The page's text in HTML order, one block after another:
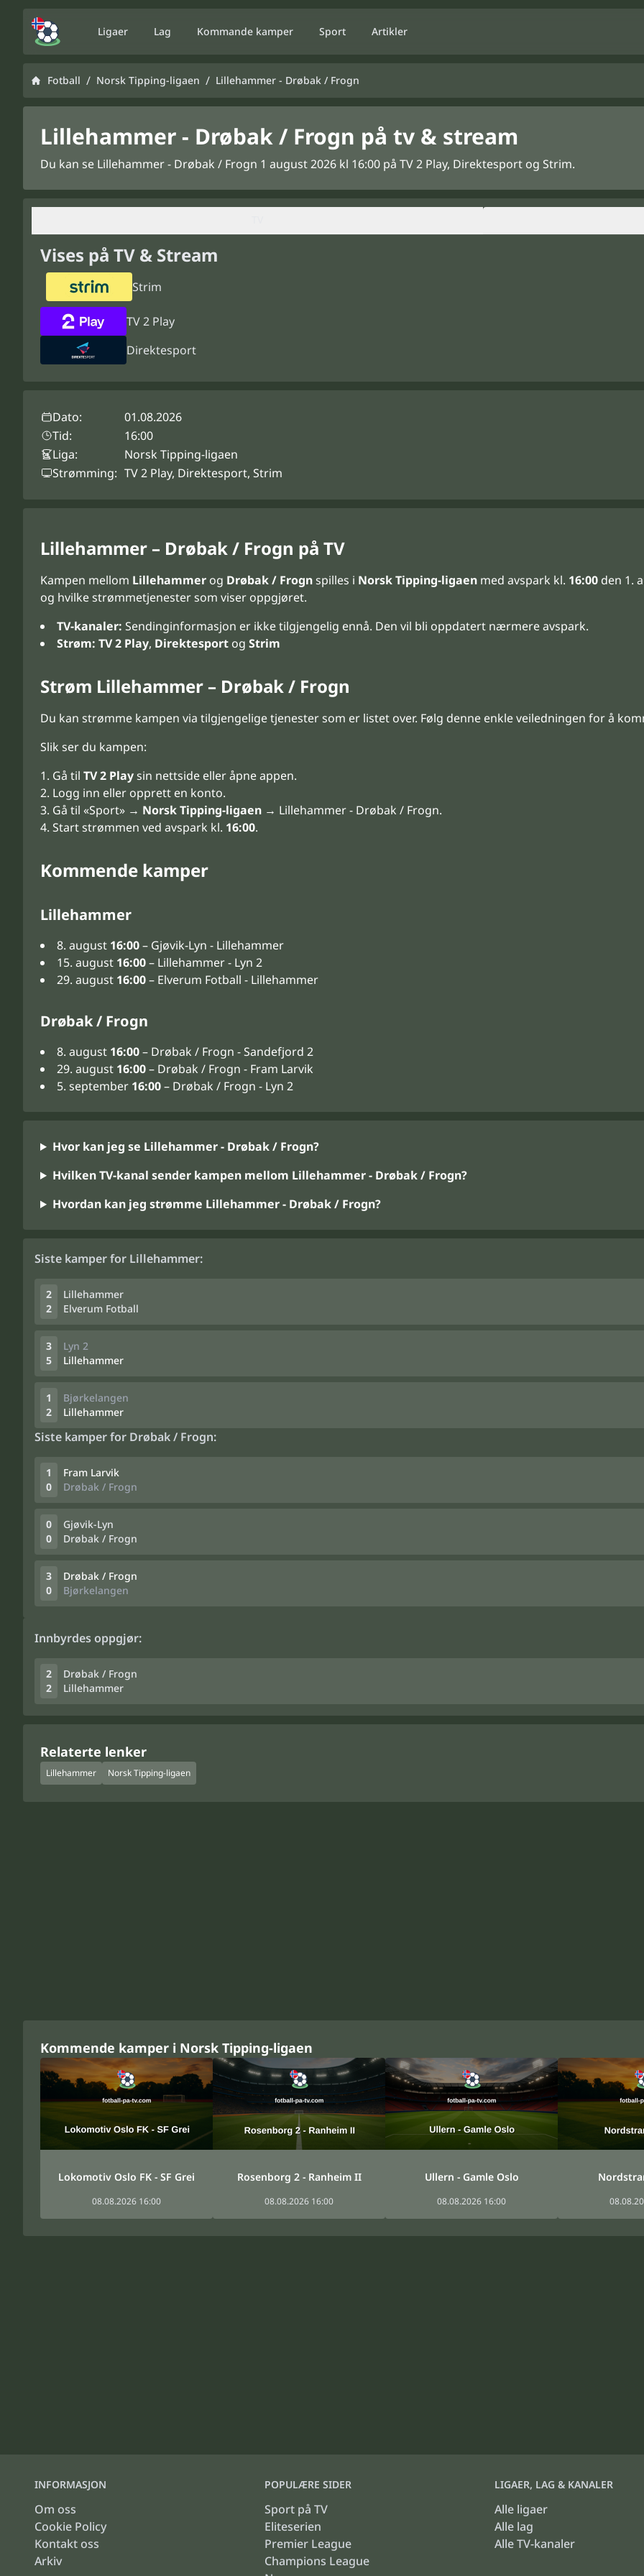
Ligaer Lag Kommande kamper Sport Artikler
Fotball / Norsk Tipping-ligaen / Lillehammer - Drøbak / Frogn
Lillehammer - Drøbak / Frogn på tv & stream
Du kan se Lillehammer - Drøbak / Frogn 1 august 2026 kl 16:00 på TV 2 Play, Direktesport og Strim.
Vises på TV & Stream
Strim
TV 2 Play
Direktesport
Dato:
01.08.2026
Tid:
16:00
Liga:
Norsk Tipping-ligaen
Strømming: TV 2 Play, Direktesport, Strim
Lillehammer – Drøbak / Frogn på TV
Kampen mellom Lillehammer og Drøbak / Frognspilles i Norsk Tipping-ligaen med avspark kl. 16:00 den 1.
og hvilke strømmetjenester som viser oppgjøret.
TV-kanaler: Sendinginformasjon er ikke tilgjengelig ennå. Den vil bli oppdatert nærmere avspark.
Strøm: TV 2 Play, Direktesport og Strim
Strøm Lillehammer – Drøbak / Frogn
Du kan strømme kampen via tilgjengelige tjenester som er listet over. Følg denne enkle veiledningen for å
Slik ser du kampen:
Gå til TV 2 Playsin nettside eller åpne appen.
Logg inn eller opprett en konto.
Gå til «Sport» → Norsk Tipping-ligaen → Lillehammer - Drøbak / Frogn.
Start strømmen ved avspark kl. 16:00.
Kommende kamper
Lillehammer
8. august 16:00– Gjøvik-Lyn - Lillehammer
15. august 16:00– Lillehammer - Lyn 2
29. august 16:00– Elverum Fotball - Lillehammer
Drøbak / Frogn
8. august 16:00– Drøbak / Frogn - Sandefjord 2
29. august 16:00– Drøbak / Frogn - Fram Larvik
5. september 16:00– Drøbak / Frogn - Lyn 2
Hvor kan jeg se Lillehammer - Drøbak / Frogn?
Hvilken TV-kanal sender kampen mellom Lillehammer - Drøbak / Frogn?
Hvordan kan jeg strømme Lillehammer - Drøbak / Frogn?
Siste kamper for Lillehammer:
2
2
Lillehammer
Elverum Fotball
3
5
Lyn 2
Lillehammer
1
2
Bjørkelangen
Lillehammer
Siste kamper for Drøbak / Frogn:
1
0
Fram Larvik
Drøbak / Frogn
0
0
Gjøvik-Lyn
Drøbak / Frogn
3
0
Drøbak / Frogn
Bjørkelangen
Innbyrdes oppgjør:
2
2
Drøbak / Frogn
Lillehammer
Relaterte lenker
Lillehammer Norsk Tipping-ligaen
Kommende kamper i Norsk Tipping-ligaen
Lokomotiv Oslo FK - SF Grei
08.08.2026 16:00
Rosenborg 2 - Ranheim II
08.08.2026 16:00
Ullern - Gamle Oslo
08.08.2026 16:00
INFORMASJON
Om oss
Cookie Policy
Kontakt oss
Arkiv
POPULÆRE SIDER
Sport på TV
Eliteserien
Premier League
Champions League
LIGAER, LAG & KANALER
Alle ligaer
Alle lag
Alle TV-kanaler